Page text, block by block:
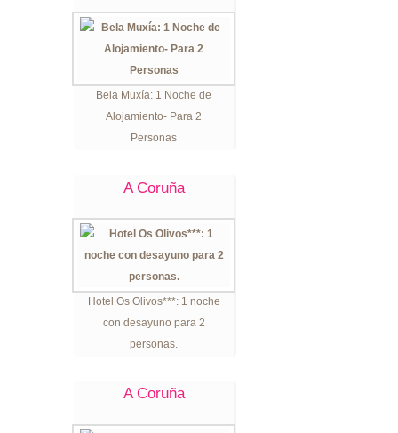
Bela Muxía: 1 Noche de
Alojamiento- Para 2
Personas
A Coruña
Hotel Os Olivos***: 1 noche
con desayuno para 2
personas.
A Coruña